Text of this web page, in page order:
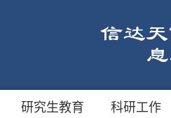
研究生教育 科研工作